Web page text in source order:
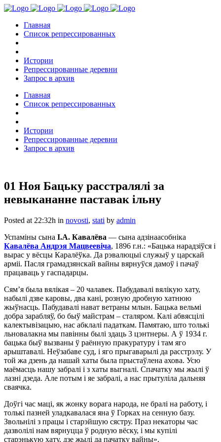
Главная
Список репрессированных
Истории
Репрессированные деревни
Запрос в архив
Главная
Список репрессированных
Истории
Репрессированные деревни
Запрос в архив
01 Ноя Бацьку расстралялі за
невыкананне паставак ільну
Posted at 22:32h in novosti, stati by admin
Успаміны сына І.А. Кавалёва — сына адзінаасобніка
Кавалёва Андрэя Мацвеевіча, 1896 г.н.: «Бацька нарадзіўся і
вырас у вёсцы Каралёўка. Да рэвалюцыі служыў у царскай
арміі. Пасля грамадзянскай вайны вярнуўся дамоў і пачаў
працаваць у гаспадарцы.
Сям’я была вялікая – 20 чалавек. Пабудавалі вялікую хату,
набылі дзве каровы, два кані, розную дробную хатнюю
жыўнасць. Пабудавалі нават ветраны млын. Бацька вельмі
добра зарабляў, бо быў майстрам – сталяром. Калі абвясцілі
калектывізацыю, нас абклалі падаткам. Памятаю, што толькі
льновалакна мы павінны былі здаць 3 цэнтнеры. А ў 1934 г.
бацька быў вызваны ў раённую пракуратуру і там яго
арыштавалі. Неўзабаве суд, і яго прыгаварылі да расстрэлу. У
той жа дзень да нашай хаты была прыстаўлена ахова. Усю
маёмасць нашу забралі і з хаты выгналі. Спачатку мы жылі ў
лазні дзеда. Але потым і яе забралі, а нас прытуліла дальняя
сваячка.
Доўгі час маці, як жонку ворага народа, не бралі на работу, і
толькі пазней уладкавалася яна ў Горках на сенную базу.
Звольнілі з працы і старэйшую сястру. Праз некаторы час
дазволілі нам вярнуцца ў родную вёску, і мы купілі
старэнькую хату, дзе жылі да пачатку вайны».